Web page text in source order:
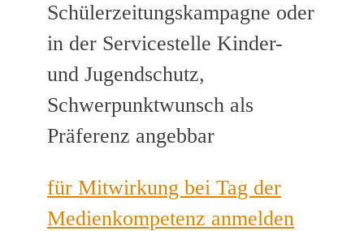
Schülerzeitungskampagne oder
in der Servicestelle Kinder-
und Jugendschutz,
Schwerpunktwunsch als
Präferenz angebbar
für Mitwirkung bei Tag der
Medienkompetenz anmelden